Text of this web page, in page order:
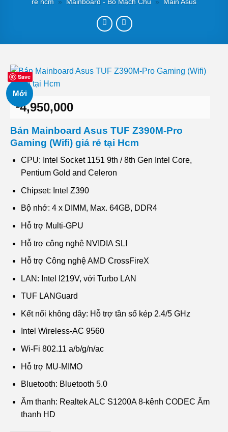
rẻ hcm » Mainboard - Bo Mạch Chủ » Main Asus
Save
Mới
₫4,950,000
Bán Mainboard Asus TUF Z390M-Pro
Gaming (Wifi) giá rẻ tại Hcm
CPU: Intel Socket 1151 9th / 8th Gen Intel Core,
Pentium Gold and Celeron
Chipset: Intel Z390
Bộ nhớ: 4 x DIMM, Max. 64GB, DDR4
Hỗ trợ Multi-GPU
Hỗ trợ công nghệ NVIDIA SLI
Hỗ trợ Công nghệ AMD CrossFireX
LAN: Intel I219V, với Turbo LAN
TUF LANGuard
Kết nối không dây: Hỗ trợ tần số kép 2.4/5 GHz
Intel Wireless-AC 9560
Wi-Fi 802.11 a/b/g/n/ac
Hỗ trợ MU-MIMO
Bluetooth: Bluetooth 5.0
Âm thanh: Realtek ALC S1200A 8-kênh CODEC Âm
thanh HD